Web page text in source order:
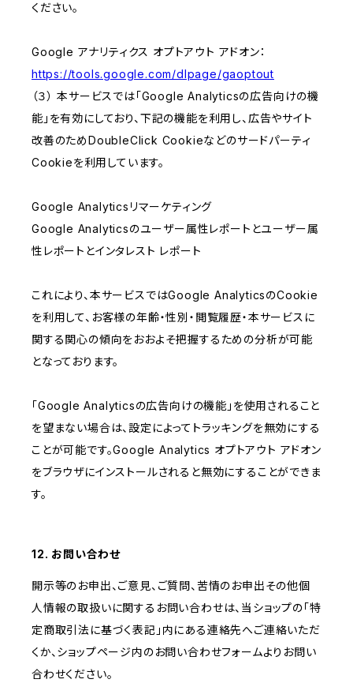
ください。
Google アナリティクス オプトアウト アドオン：
https://tools.google.com/dlpage/gaoptout
（３） 本サービスでは「Google Analyticsの広告向けの機
能」を有効にしており、下記の機能を利用し、広告やサイト
改善のためDoubleClick Cookieなどのサードパーティ
Cookieを利用しています。
Google Analyticsリマーケティング
Google Analyticsのユーザー属性レポートとユーザー属
性レポートとインタレスト レポート
これにより、本サービスではGoogle AnalyticsのCookie
を利用して、お客様の年齢・性別・閲覧履歴・本サービスに
関する関心の傾向をおおよそ把握するための分析が可能
となっております。
「Google Analyticsの広告向けの機能」を使用されること
を望まない場合は、設定によってトラッキングを無効にする
ことが可能です。Google Analytics オプトアウト アドオン
をブラウザにインストールされると無効にすることができま
す。
12. お問い合わせ
開示等のお申出、ご意見、ご質問、苦情のお申出その他個
人情報の取扱いに関するお問い合わせは、当ショップの「特
定商取引法に基づく表記」内にある連絡先へご連絡いただ
くか、ショップページ内のお問い合わせフォームよりお問い
合わせください。